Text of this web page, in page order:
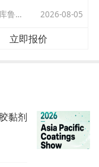
巴音库鲁提镇,托帕口岸六号库房 2026-08-05
立即报价
黏剂